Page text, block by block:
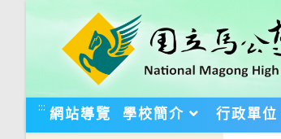
::: 網站導覽 學校簡介 行政單